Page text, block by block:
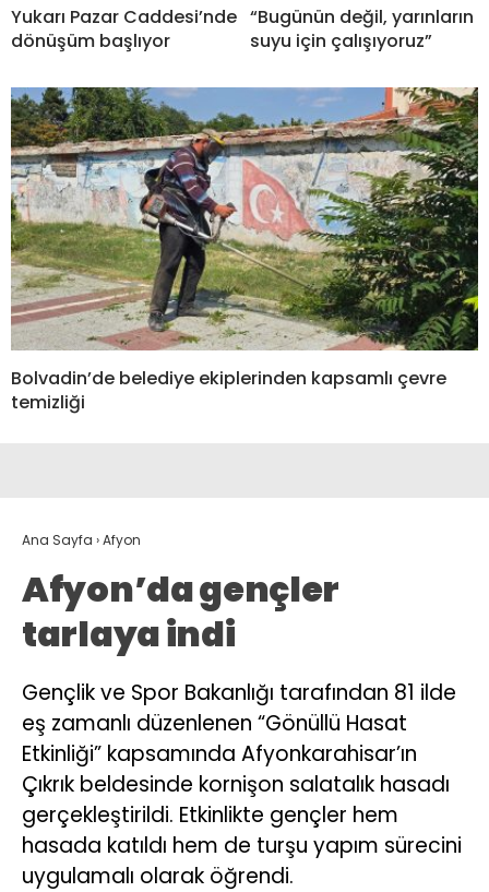
Yukarı Pazar Caddesi’nde
dönüşüm başlıyor
“Bugünün değil, yarınların
suyu için çalışıyoruz”
Bolvadin’de belediye ekiplerinden kapsamlı çevre
temizliği
Ana Sayfa ›Afyon
Afyon’da gençler
tarlaya indi
Gençlik ve Spor Bakanlığı tarafından 81 ilde
eş zamanlı düzenlenen “Gönüllü Hasat
Etkinliği” kapsamında Afyonkarahisar’ın
Çıkrık beldesinde kornişon salatalık hasadı
gerçekleştirildi. Etkinlikte gençler hem
hasada katıldı hem de turşu yapım sürecini
uygulamalı olarak öğrendi.